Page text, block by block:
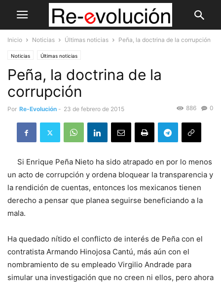
Inicio Noticias Últimas noticias Peña, la doctrina de la corrupción
Noticias Últimas noticias
Peña, la doctrina de la
corrupción
Por Re-Evolución - 23 de febrero de 2015 0
886
Si Enrique Peña Nieto ha sido atrapado en por lo menos
un acto de corrupción y ordena bloquear la transparencia y
la rendición de cuentas, entonces los mexicanos tienen
derecho a pensar que planea seguirse beneficiando a la
mala.
Ha quedado nítido el conflicto de interés de Peña con el
contratista Armando Hinojosa Cantú, más aún con el
nombramiento de su empleado Virgilio Andrade para
simular una investigación que no creen ni ellos, pero ahora